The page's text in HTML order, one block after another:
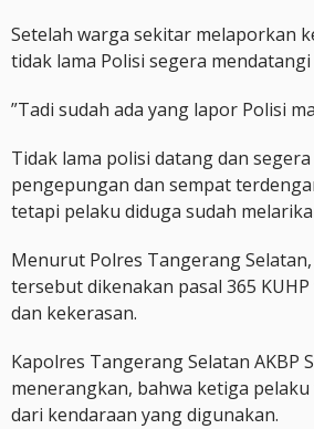
Setelah warga sekitar melaporkan
tidak lama Polisi segera
”Tadi sudah ada yang lapor Polisi
Tidak lama polisi datang dan
pengepungan dan sempat
tetapi pelaku diduga sudah
Menurut Polres Tangerang
tersebut dikenakan pasal 365
dan kekerasan.
Kapolres Tangerang Selatan AKBP
menerangkan, bahwa ketiga
dari kendaraan yang digunakan.